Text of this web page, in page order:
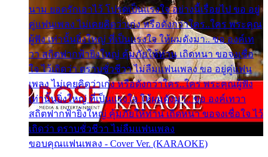
นาม ยอดรักเอาไว้ โปรดเป็นแรงใจ อย่างนี้เรื่อยไป ขอ อยู่
คู่แฟนเพลง ไม่เคยคิดว่าเก่ง หรือดังกว่าใคร..ใคร พระคุณ
ผู้ฟัง เท่านั้นยิ่งใหญ่ ที่เป็นแรงใจ ให้ผมดังมา.. ขอ องค์เท
วา สถิตฟากฟ้ายิ่งใหญ่ คุ้มภัยให้ท่าน เถิดหนา ขอจงเชื่อ
ใจ ไว้เถิดว่า ตราบชั่วชีวา ไม่ลืมแฟนเพลง ขอ อยู่คู่แฟน
เพลง ไม่เคยคิดว่าเก่ง หรือดังกว่าใคร..ใคร พระคุณผู้ฟัง
เท่านั้นยิ่งใหญ่ ที่เป็นแรงใจ ให้ผมดังมา.. ขอ องค์เทวา
สถิตฟากฟ้ายิ่งใหญ่ คุ้มภัยให้ท่าน เถิดหนา ขอจงเชื่อใจ ไว้
เถิดว่า ตราบชั่วชีวา ไม่ลืมแฟนเพลง
ขอบคุณแฟนเพลง - Cover Ver. (KARAOKE)